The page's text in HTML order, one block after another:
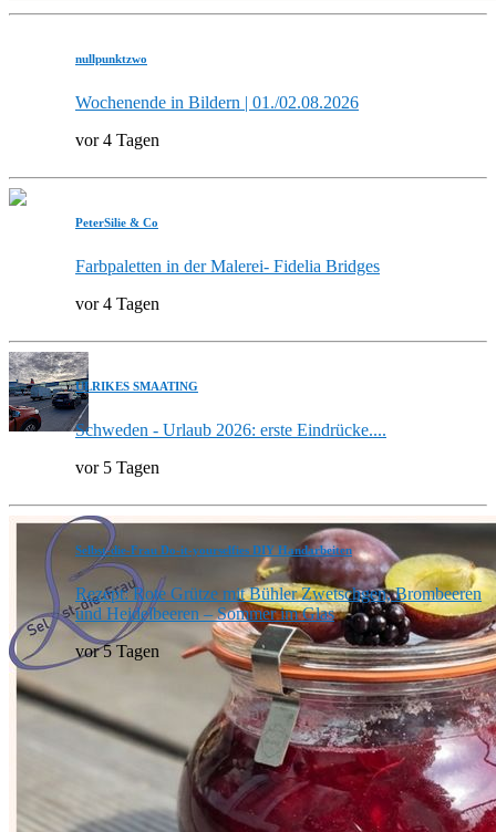
nullpunktzwo
Wochenende in Bildern | 01./02.08.2026
vor 4 Tagen
PeterSilie & Co
Farbpaletten in der Malerei- Fidelia Bridges
vor 4 Tagen
ULRIKES SMAATING
Schweden - Urlaub 2026: erste Eindrücke....
vor 5 Tagen
Selbst-die-Frau Do-it-yourselfies DIY Handarbeiten
Rezept: Rote Grütze mit Bühler Zwetschgen, Brombeeren
und Heidelbeeren – Sommer im Glas
vor 5 Tagen